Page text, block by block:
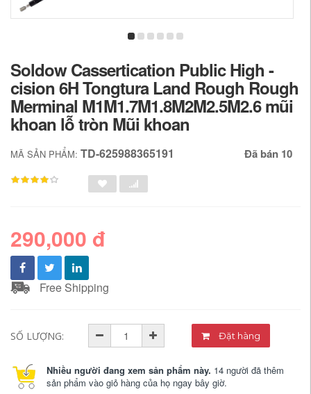
Soldow Cassertication Public High -
cision 6H Tongtura Land Rough Rough
Merminal M1M1.7M1.8M2M2.5M2.6 mũi
khoan lỗ tròn Mũi khoan
MÃ SẢN PHẨM: TD-625988365191 Đã bán 10
290,000 đ
Free Shipping
SỐ LƯỢNG: Đặt hàng
Nhiều người đang xem sản phẩm này. 14 người đã thêm
sản phẩm vào giỏ hàng của họ ngay bây giờ.